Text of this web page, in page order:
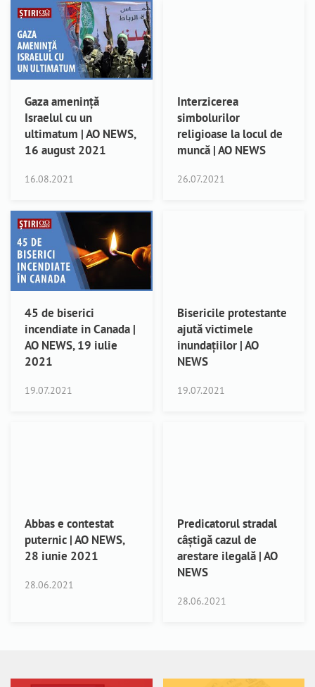
Gaza amenință
Israelul cu un
ultimatum | AO NEWS,
16 august 2021
16.08.2021
Interzicerea
simbolurilor
religioase la locul de
muncă | AO NEWS
26.07.2021
45 de biserici
incendiate in Canada |
AO NEWS, 19 iulie
2021
19.07.2021
Bisericile protestante
ajută victimele
inundațiilor | AO
NEWS
19.07.2021
Abbas e contestat
puternic | AO NEWS,
28 iunie 2021
28.06.2021
Predicatorul stradal
câștigă cazul de
arestare ilegală | AO
NEWS
28.06.2021